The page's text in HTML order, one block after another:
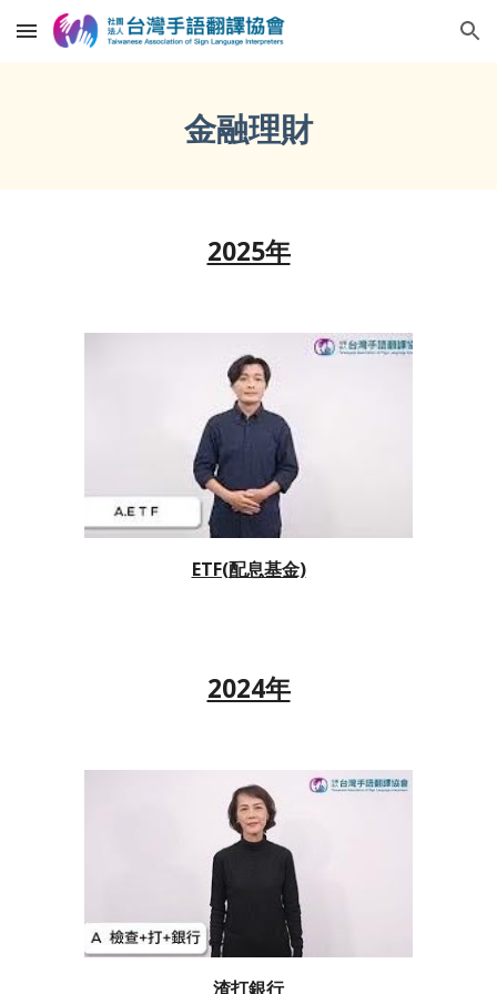
Skip to main content Skip to navigation
金融理財
2025年
ETF(配息基金)
2024年
渣打銀行